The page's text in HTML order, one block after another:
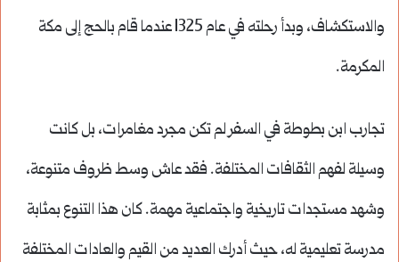
والاستكشاف، وبدأ رحلته في عام 1325 عندما قام بالحج إلى مكة
المكرمة.
تجارب ابن بطوطة في السفر لم تكن مجرد مغامرات، بل كانت
وسيلة لفهم الثقافات المختلفة. فقد عاش وسط ظروف متنوعة،
وشهد مستجدات تاريخية واجتماعية مهمة. كان هذا التنوع بمثابة
مدرسة تعليمية له، حيث أدرك العديد من القيم والعادات المختلفة